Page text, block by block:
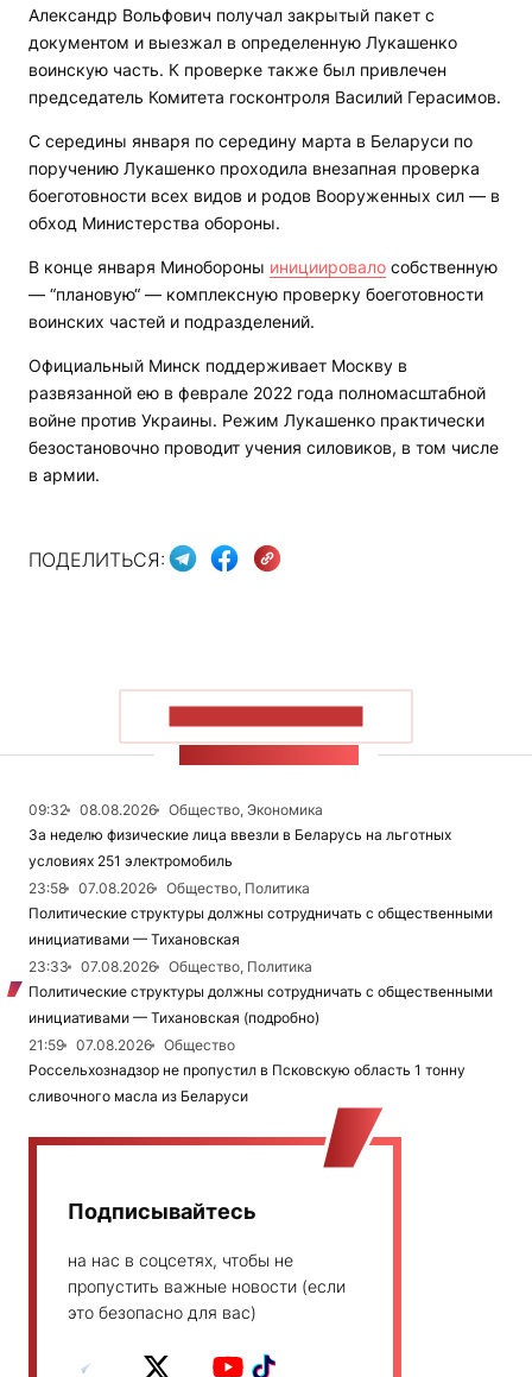
Александр Вольфович получал закрытый пакет с
документом и выезжал в определенную Лукашенко
воинскую часть. К проверке также был привлечен
председатель Комитета госконтроля Василий Герасимов.
С середины января по середину марта в Беларуси по
поручению Лукашенко проходила внезапная проверка
боеготовности всех видов и родов Вооруженных сил — в
обход Министерства обороны.
В конце января Минобороны инициировало собственную
— “плановую“ — комплексную проверку боеготовности
воинских частей и подразделений.
Официальный Минск поддерживает Москву в
развязанной ею в феврале 2022 года полномасштабной
войне против Украины. Режим Лукашенко практически
безостановочно проводит учения силовиков, в том числе
в армии.
ПОДЕЛИТЬСЯ:
09:32 08.08.2026
Общество, Экономика
За неделю физические лица ввезли в Беларусь на льготных
условиях 251 электромобиль
23:58
07.08.2026
Общество, Политика
Политические структуры должны сотрудничать с общественными
инициативами — Тихановская
23:33
07.08.2026
Общество, Политика
Политические структуры должны сотрудничать с общественными
инициативами — Тихановская (подробно)
21:59
07.08.2026
Общество
Россельхознадзор не пропустил в Псковскую область 1 тонну
сливочного масла из Беларуси
Подписывайтесь
на нас в соцсетях, чтобы не
пропустить важные новости (если
это безопасно для вас)